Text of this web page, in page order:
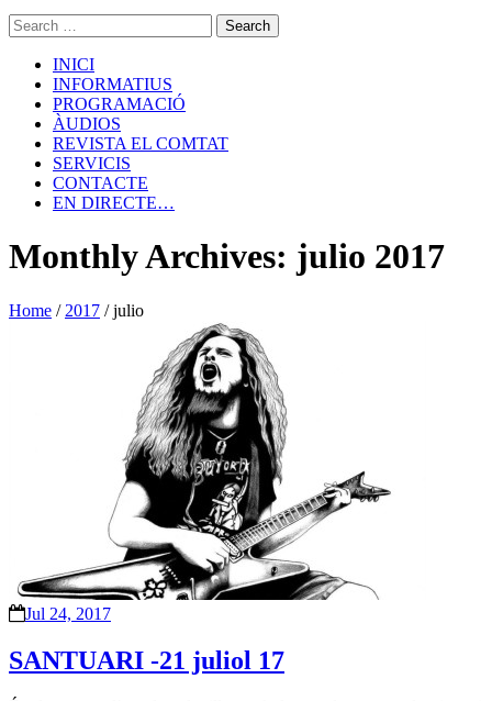
INICI
INFORMATIUS
PROGRAMACIÓ
ÀUDIOS
REVISTA EL COMTAT
SERVICIS
CONTACTE
EN DIRECTE…
Monthly Archives: julio 2017
Home / 2017 /julio
Jul 24, 2017
SANTUARI -21 juliol 17